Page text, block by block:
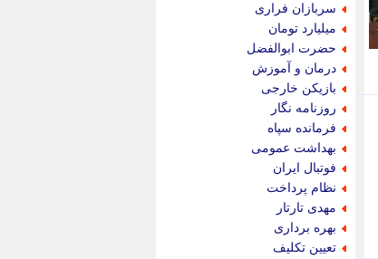
سربازان فراری
میلیارد تومان
حضرت ابوالفضل
درمان و آموزش
بازیکن خارجی
روزنامه نگار
فرمانده سپاه
بهداشت عمومی
فوتبال ایران
نظام پرداخت
مهدی تارتار
بهره برداری
تعیین تکلیف